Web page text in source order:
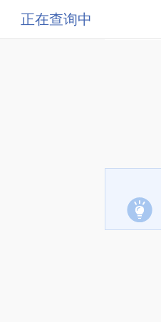
正在查询中